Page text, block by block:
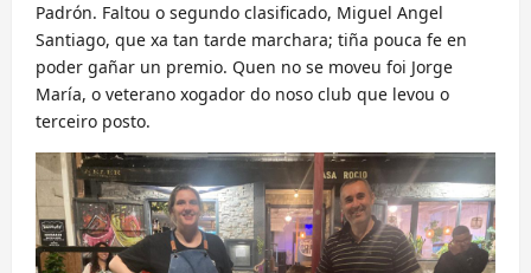
Padrón. Faltou o segundo clasificado, Miguel Angel
Santiago, que xa tan tarde marchara; tiña pouca fe en
poder gañar un premio. Quen no se moveu foi Jorge
María, o veterano xogador do noso club que levou o
terceiro posto.